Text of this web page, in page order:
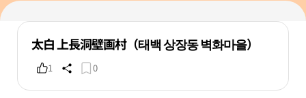
太白 上長洞壁画村（태백 상장동 벽화마을）
1 0